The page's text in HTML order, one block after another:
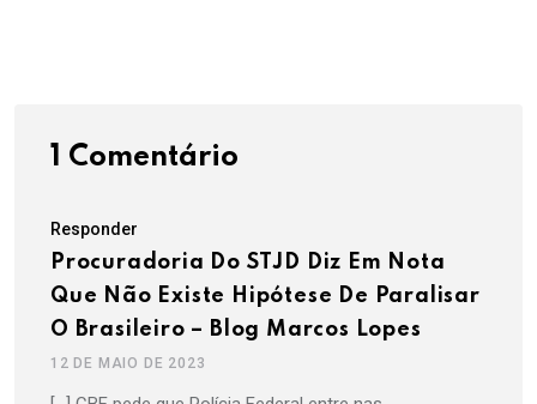
1 Comentário
Responder
Procuradoria Do STJD Diz Em Nota
Que Não Existe Hipótese De Paralisar
O Brasileiro – Blog Marcos Lopes
12 DE MAIO DE 2023